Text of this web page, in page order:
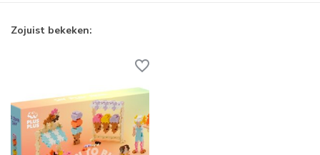
Zojuist bekeken: